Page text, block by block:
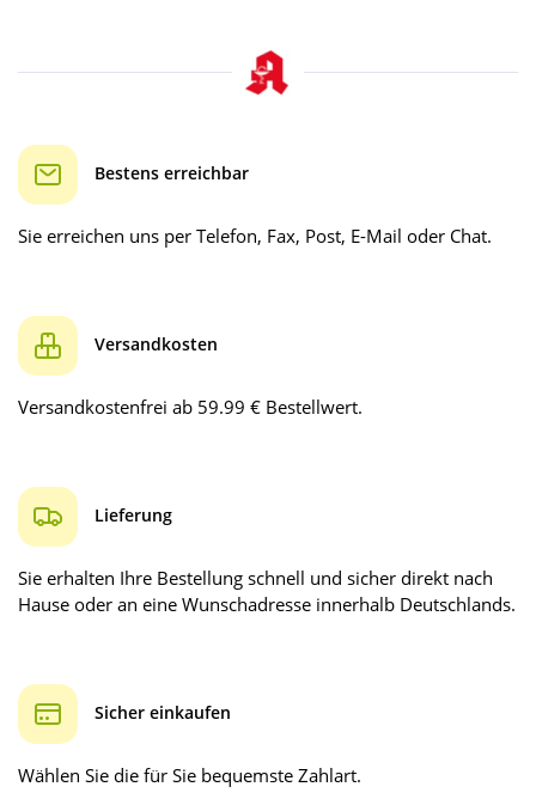
Bestens erreichbar
Sie erreichen uns per Telefon, Fax, Post, E-Mail oder Chat.
Versandkosten
Versandkostenfrei ab 59.99 € Bestellwert.
Lieferung
Sie erhalten Ihre Bestellung schnell und sicher direkt nach
Hause oder an eine Wunschadresse innerhalb Deutschlands.
Sicher einkaufen
Wählen Sie die für Sie bequemste Zahlart.